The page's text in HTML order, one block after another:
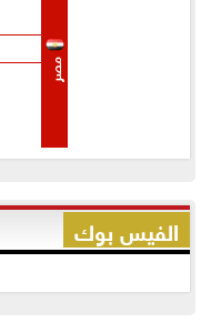
مصر
الفيس بوك